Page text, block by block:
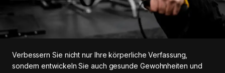
Verbessern Sie nicht nur Ihre körperliche Verfassung,
sondern entwickeln Sie auch gesunde Gewohnheiten und